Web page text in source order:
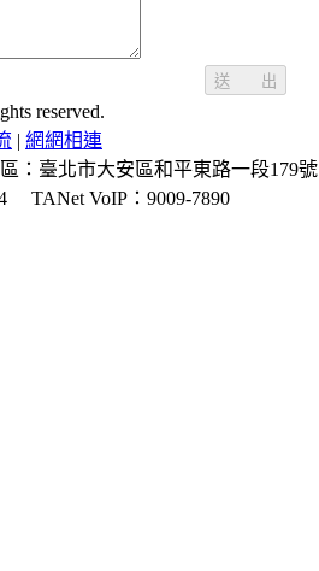
送 出
reserved.
| 網網相連
：臺北市大安區和平東路一段179號
TANet VoIP：9009-7890